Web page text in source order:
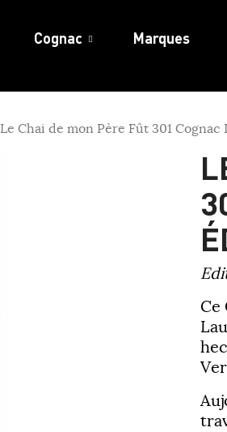
Cognac Marques
Le Chai de mon Père Fût 301
Ce